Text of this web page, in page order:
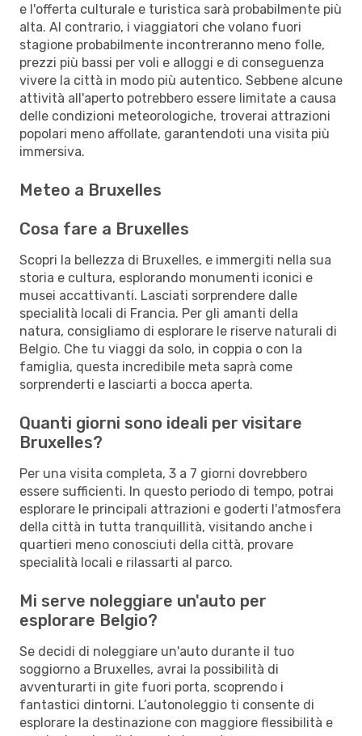
e l'offerta culturale e turistica sarà probabilmente più
alta. Al contrario, i viaggiatori che volano fuori
stagione probabilmente incontreranno meno folle,
prezzi più bassi per voli e alloggi e di conseguenza
vivere la città in modo più autentico. Sebbene alcune
attività all'aperto potrebbero essere limitate a causa
delle condizioni meteorologiche, troverai attrazioni
popolari meno affollate, garantendoti una visita più
immersiva.
Meteo a Bruxelles
Cosa fare a Bruxelles
Scopri la bellezza di Bruxelles, e immergiti nella sua
storia e cultura, esplorando monumenti iconici e
musei accattivanti. Lasciati sorprendere dalle
specialità locali di Francia. Per gli amanti della
natura, consigliamo di esplorare le riserve naturali di
Belgio. Che tu viaggi da solo, in coppia o con la
famiglia, questa incredibile meta saprà come
sorprenderti e lasciarti a bocca aperta.
Quanti giorni sono ideali per visitare
Bruxelles?
Per una visita completa, 3 a 7 giorni dovrebbero
essere sufficienti. In questo periodo di tempo, potrai
esplorare le principali attrazioni e goderti l'atmosfera
della città in tutta tranquillità, visitando anche i
quartieri meno conosciuti della città, provare
specialità locali e rilassarti al parco.
Mi serve noleggiare un'auto per
esplorare Belgio?
Se decidi di noleggiare un'auto durante il tuo
soggiorno a Bruxelles, avrai la possibilità di
avventurarti in gite fuori porta, scoprendo i
fantastici dintorni. L’autonoleggio ti consente di
esplorare la destinazione con maggiore flessibilità e